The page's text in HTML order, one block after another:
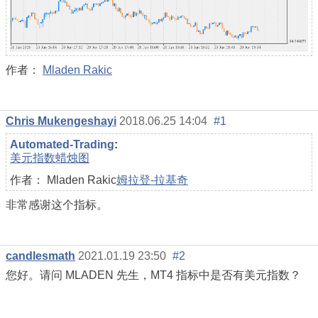
作者： Mladen Rakic
Chris Mukengeshayi 2018.06.25 14:04 #1
Automated-Trading:
美元指数蜡烛图
作者： Mladen Rakic姆拉登-拉基奇
非常感谢这个指标。
candlesmath 2021.01.19 23:50 #2
您好。请问 MLADEN 先生，MT4 指标中是否有美元指数？